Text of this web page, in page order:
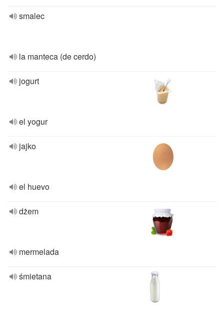
smalec
la manteca (de cerdo)
jogurt
el yogur
jajko
el huevo
dżem
mermelada
śmietana